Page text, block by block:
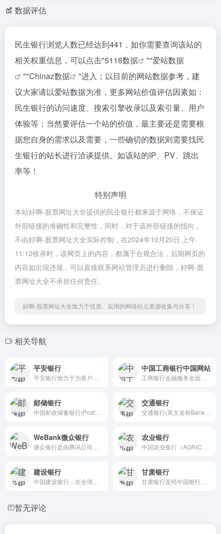
数据评估
民生银行浏览人数已经达到441，如你需要查询该站的
相关权重信息，可以点击"5118数据 ""爱站数据
""Chinaz数据
"进入；以目前的网站数据参考，建
议大家请以爱站数据为准，更多网站价值评估因素如：
民生银行的访问速度、搜索引擎收录以及索引量、用户
体验等；当然要评估一个站的价值，最主要还是需要根
据您自身的需求以及需要，一些确切的数据则需要找民
生银行的站长进行洽谈提供。如该站的IP、PV、跳出
率等！
特别声明
本站好啊-股票网址大全提供的民生银行都来源于网络，不保证
外部链接的准确性和完整性，同时，对于该外部链接的指向，
不由好啊-股票网址大全实际控制，在2024年10月20日 上午
11:12收录时，该网页上的内容，都属于合规合法，后期网页的
内容如出现违规，可以直接联系网站管理员进行删除，好啊-股
票网址大全不承担任何责任。
好啊-股票网址大全致力于优质、实用的网络站点资源收集与分享！
相关导航
平安银行 中国工商银行中国网站
邮储银行 交通银行
WeBank微众银行 农业银行
建设银行 甘肃银行
暂无评论